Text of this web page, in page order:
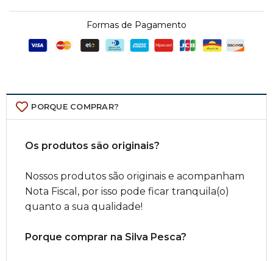
Formas de Pagamento
PORQUE COMPRAR?
Os produtos são originais?
Nossos produtos são originais e acompanham
Nota Fiscal, por isso pode ficar tranquila(o)
quanto a sua qualidade!
Porque comprar na Silva Pesca?